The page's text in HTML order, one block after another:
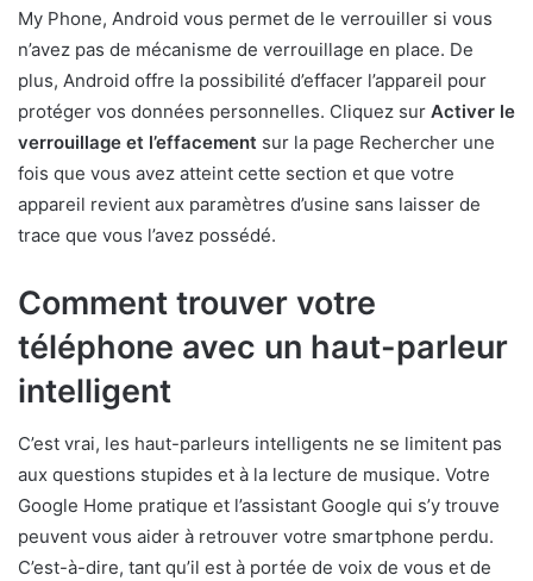
My Phone, Android vous permet de le verrouiller si vous
n’avez pas de mécanisme de verrouillage en place. De
plus, Android offre la possibilité d’effacer l’appareil pour
protéger vos données personnelles. Cliquez sur Activer le
verrouillage et l’effacement sur la page Rechercher une
fois que vous avez atteint cette section et que votre
appareil revient aux paramètres d’usine sans laisser de
trace que vous l’avez possédé.
Comment trouver votre
téléphone avec un haut-parleur
intelligent
C’est vrai, les haut-parleurs intelligents ne se limitent pas
aux questions stupides et à la lecture de musique. Votre
Google Home pratique et l’assistant Google qui s’y trouve
peuvent vous aider à retrouver votre smartphone perdu.
C’est-à-dire, tant qu’il est à portée de voix de vous et de